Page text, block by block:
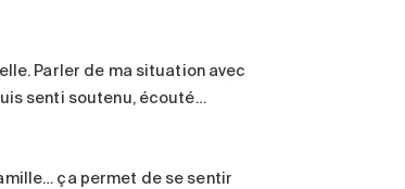
Parler de ma situation avec
senti soutenu, écouté…
ça permet de se sentir